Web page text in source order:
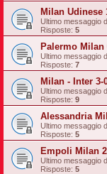
Milan Udinese
Ultimo messaggio
Risposte: 5
Palermo Milan
Ultimo messaggio
Risposte: 7
Milan - Inter 3-
Ultimo messaggio
Risposte: 9
Alessandria
Ultimo messaggio
Risposte: 5
Empoli Milan
Ultimo messaggio
Risposte: 5